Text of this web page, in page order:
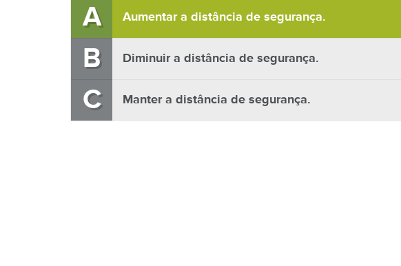
A Aumentar a distância de segurança.
B Diminuir a distância de segurança.
C Manter a distância de segurança.